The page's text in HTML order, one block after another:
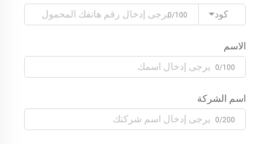
كود
0/100
الاسم
0/100
اسم الشركة
0/200